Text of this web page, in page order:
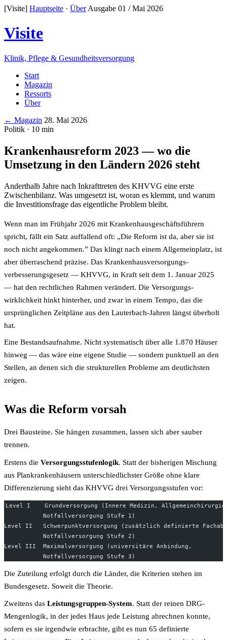
[Visite] Hauptseite · Über Ausgabe 01 / Mai 2026
Visite
Klinik, Pflege & Gesundheitsversorgung
Start
Magazin
Ressorts
Über
← Magazin 28. Mai 2026
Politik · 10 min
Krankenhausreform 2023 — wo die
Umsetzung in den Ländern 2026 steht
Anderthalb Jahre nach Inkrafttreten des KHVVG eine erste
Zwischenbilanz. Was umgesetzt ist, woran es klemmt, und warum
die Investitionsfrage das eigentliche Problem bleibt.
Wenn man im Frühjahr 2026 mit Krankenhaus­geschäfts­führern
spricht, fällt ein Satz auffallend oft: „Die Reform ist da, aber sie ist
noch nicht angekommen.” Das klingt nach einem Allgemeinplatz, ist
aber überraschend präzise. Das Krankenhaus­versorgungs­
verbesserungs­gesetz — KHVVG, in Kraft seit dem 1. Januar 2025
— hat den rechtlichen Rahmen verändert. Die Versorgungs­
wirklichkeit hinkt hinterher, und zwar in einem Tempo, das die
ursprünglichen Zeitpläne aus den Lauterbach-Jahren längst überholt
hat.
Eine Bestandsaufnahme. Nicht systematisch über alle 1.870 Häuser
hinweg — das wäre eine eigene Studie — sondern punktuell an den
Stellen, an denen sich die strukturellen Probleme am deutlichsten
zeigen.
Was die Reform vorsah
Drei Bausteine. Sie hängen zusammen, lassen sich aber sauber
trennen.
Erstens die Versorgungsstufen­logik. Statt der bisherigen Mischung
aus Plan­krankenhäusern unterschiedlichster Größe ohne klare
Differenzierung sieht das KHVVG drei Versorgungs­stufen vor:
Level I    Grundversorgung (Innere Medizin,
           Notfallversorgung Stufe 1)
Level II   Schwerpunktversorgung (zusätzlich definierte
           Notfallversorgung Stufe 2)
Level III  Maximalversorgung (universitäre Anbindung,
           Notfallversorgung Stufe 3)
Die Zuteilung erfolgt durch die Länder, die Kriterien stehen im
Bundesgesetz. Soweit die Theorie.
Zweitens das Leistungsgruppen-System. Statt der reinen DRG-
Mengen­logik, in der jedes Haus jede Leistung abrechnen konnte,
sofern es sie irgendwie erbrachte, gibt es nun 65 definierte